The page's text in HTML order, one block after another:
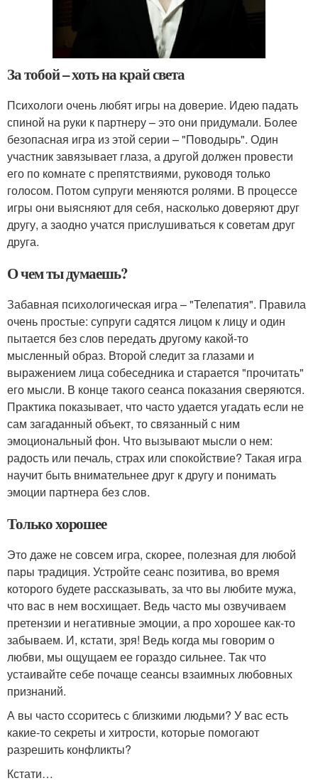
За тобой – хоть на край света
Психологи очень любят игры на доверие. Идею падать
спиной на руки к партнеру – это они придумали. Более
безопасная игра из этой серии – "Поводырь". Один
участник завязывает глаза, а другой должен провести
его по комнате с препятствиями, руководя только
голосом. Потом супруги меняются ролями. В процессе
игры они выясняют для себя, насколько доверяют друг
другу, а заодно учатся прислушиваться к советам друг
друга.
О чем ты думаешь?
Забавная психологическая игра – "Телепатия". Правила
очень простые: супруги садятся лицом к лицу и один
пытается без слов передать другому какой-то
мысленный образ. Второй следит за глазами и
выражением лица собеседника и старается "прочитать"
его мысли. В конце такого сеанса показания сверяются.
Практика показывает, что часто удается угадать если не
сам загаданный объект, то связанный с ним
эмоциональный фон. Что вызывают мысли о нем:
радость или печаль, страх или спокойствие? Такая игра
научит быть внимательнее друг к другу и понимать
эмоции партнера без слов.
Только хорошее
Это даже не совсем игра, скорее, полезная для любой
пары традиция. Устройте сеанс позитива, во время
которого будете рассказывать, за что вы любите мужа,
что вас в нем восхищает. Ведь часто мы озвучиваем
претензии и негативные эмоции, а про хорошее как-то
забываем. И, кстати, зря! Ведь когда мы говорим о
любви, мы ощущаем ее гораздо сильнее. Так что
устаивайте себе почаще сеансы взаимных любовных
признаний.
А вы часто ссоритесь с близкими людьми? У вас есть
какие-то секреты и хитрости, которые помогают
разрешить конфликты?
Кстати…